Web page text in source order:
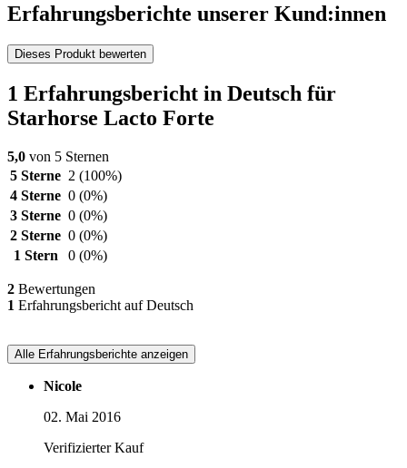
Erfahrungsberichte unserer Kund:innen
Dieses Produkt bewerten
1 Erfahrungsbericht in Deutsch für
Starhorse Lacto Forte
5,0 von 5 Sternen
5 Sterne 2 (100%)
4 Sterne 0 (0%)
3 Sterne 0 (0%)
2 Sterne 0 (0%)
1 Stern
0 (0%)
2 Bewertungen
1 Erfahrungsbericht auf Deutsch
Alle Erfahrungsberichte anzeigen
Nicole
02. Mai 2016
Verifizierter Kauf